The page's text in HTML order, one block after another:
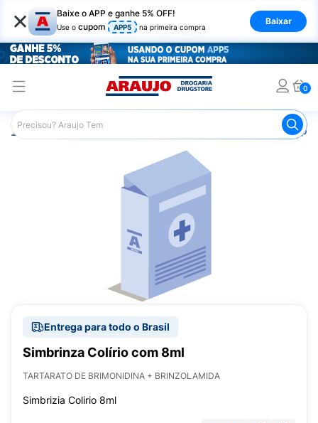
× Baixe o APP e ganhe 5% OFF!
Use o cupom APP5 na primeira compra
Baixar
0
Araujo Medicamentos Remédio
Entrega para todo o Brasil
Simbrinza Colírio com 8ml
TARTARATO DE BRIMONIDINA + BRINZOLAMIDA
Simbrizia Colirio 8ml